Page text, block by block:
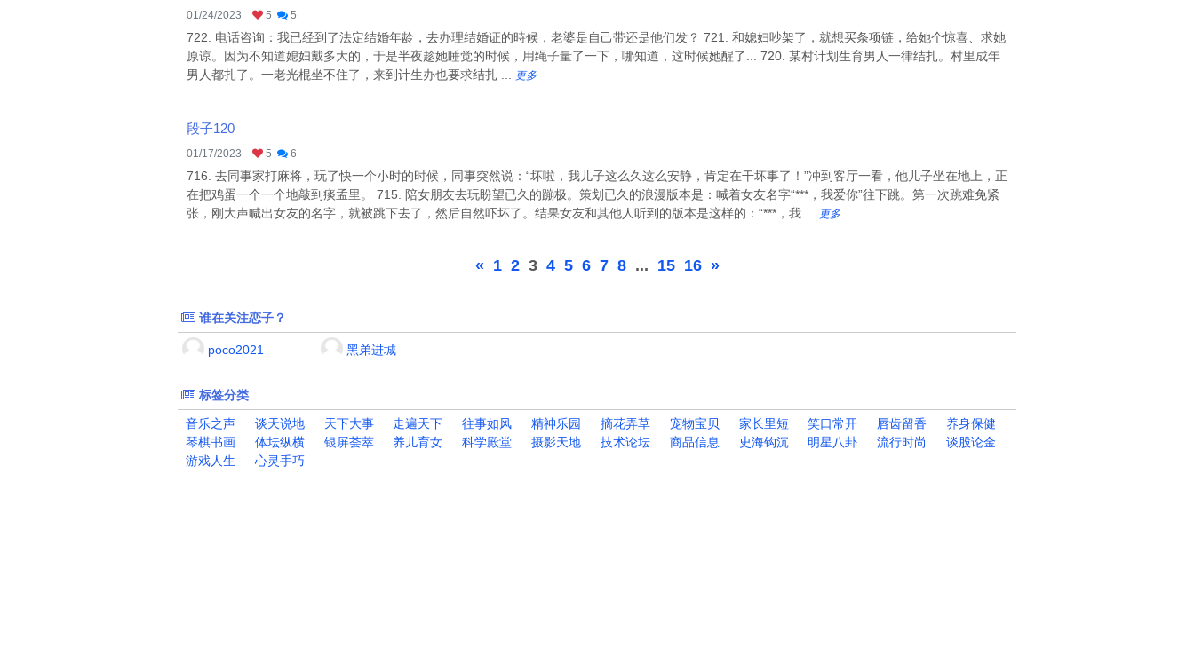
01/24/2023 5 5
722. 电话咨询：我已经到了法定结婚年龄，去办理结婚证的時候，老婆是自己带还是他们发？ 721. 和媳妇吵架了，就想买条项链，给她个惊喜、求她
原谅。因为不知道媳妇戴多大的，于是半夜趁她睡觉的时候，用绳子量了一下，哪知道，这时候她醒了... 720. 某村计划生育男人一律结扎。村里成年
男人都扎了。一老光棍坐不住了，来到计生办也要求结扎 ...
更多
段子120
01/17/2023 5 6
716. 去同事家打麻将，玩了快一个小时的时候，同事突然说：“坏啦，我儿子这么久这么安静，肯定在干坏事了！”冲到客厅一看，他儿子坐在地上，正
在把鸡蛋一个一个地敲到痰孟里。 715. 陪女朋友去玩盼望已久的蹦极。策划已久的浪漫版本是：喊着女友名字“***，我爱你”往下跳。第一次跳难免紧
张，刚大声喊出女友的名字，就被跳下去了，然后自然吓坏了。结果女友和其他人听到的版本是这样的：“***，我 ...
更多
« 1 2 3 4 5 6 7 8 ... 15 16 »
谁在关注恋子？
poco2021 黑弟进城
标签分类
音乐之声
谈天说地 天下大事 走遍天下 往事如风 精神乐园 摘花弄草 宠物宝贝 家长里短 笑口常开 唇齿留香
养身保健
琴棋书画
体坛纵横 银屏荟萃 养儿育女 科学殿堂 摄影天地 技术论坛 商品信息 史海钩沉 明星八卦 流行时尚
谈股论金
游戏人生
心灵手巧